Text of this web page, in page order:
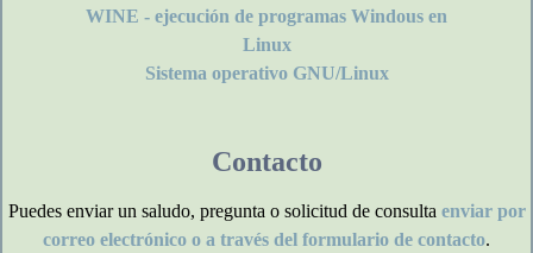
WINE - ejecución de programas Windous en
Linux
Sistema operativo GNU/Linux
Contacto
Puedes enviar un saludo, pregunta o solicitud de consulta enviar por
correo electrónico o a través del formulario de contacto.